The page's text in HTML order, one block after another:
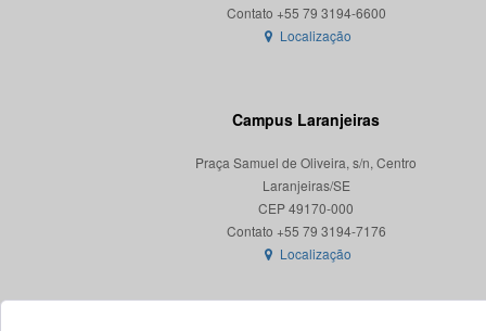
Localização
Campus Laranjeiras
Praça Samuel de Oliveira, s/n, Centro
Laranjeiras/SE
CEP 49170-000
Localização